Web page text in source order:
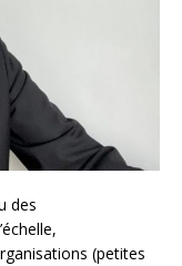
des
,
(petites